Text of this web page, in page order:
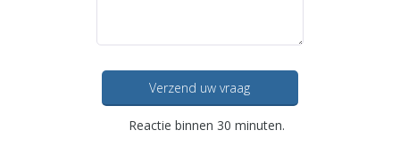
Verzend uw vraag
Reactie binnen 30 minuten.